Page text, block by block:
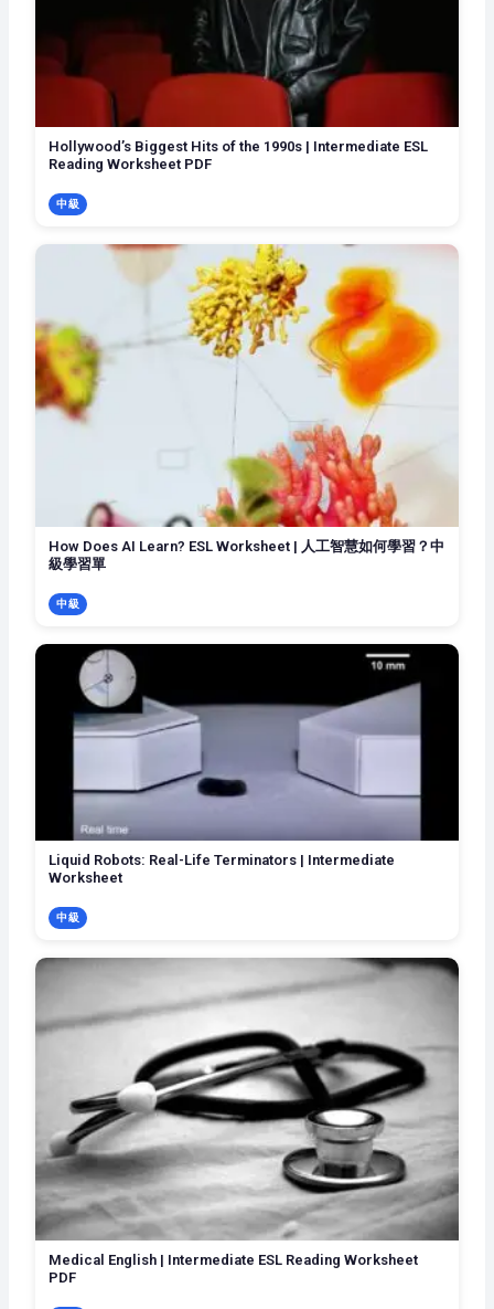
Hollywood’s Biggest Hits of the 1990s | Intermediate ESL
Reading Worksheet PDF
中級
How Does AI Learn? ESL Worksheet | 人工智慧如何學習？中
級學習單
中級
Liquid Robots: Real-Life Terminators | Intermediate
Worksheet
中級
Medical English | Intermediate ESL Reading Worksheet
PDF